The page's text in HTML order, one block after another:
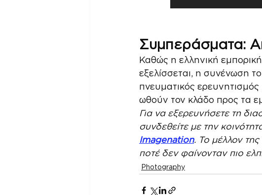
Συμπεράσματα:
Καθώς η ελληνική
εξελίσσεται, η συνένωση
πνευματικός
ωθούν τον κλάδο προς τα
Για να εξερευνήσετε τη
συνδεθείτε με την
Imagenation. Το μέλλον
ποτέ δεν φαίνονταν πιο
Photography